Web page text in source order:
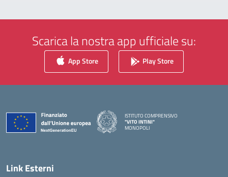
Scarica la nostra app ufficiale su:
App Store Play Store
ISTITUTO COMPRENSIVO
"VITO INTINI"
MONOPOLI
Link Esterni